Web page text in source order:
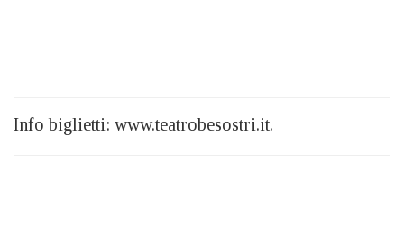
Info biglietti: www.teatrobesostri.it.